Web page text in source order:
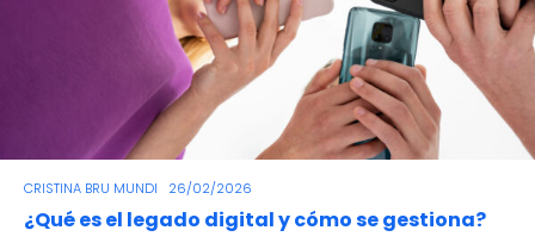
CRISTINA BRU MUNDI 26/02/2026
¿Qué es el legado digital y cómo se gestiona?